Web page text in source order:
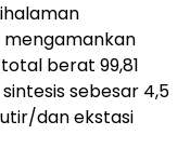
mengamankan
berat 99,81
sebesar 4,5
dan ekstasi